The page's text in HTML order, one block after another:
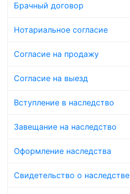
Брачный договор
Нотариальное согласие
Согласие на продажу
Согласие на выезд
Вступление в наследство
Завещание на наследство
Оформление наследства
Свидетельство о наследстве